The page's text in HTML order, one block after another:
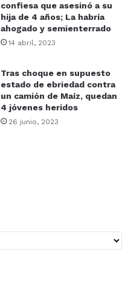
confiesa que asesinó a su
hija de 4 años; La habría
ahogado y semienterrado
14 abril, 2023
Tras choque en supuesto
estado de ebriedad contra
un camión de Maíz, quedan
4 jóvenes heridos
26 junio, 2023